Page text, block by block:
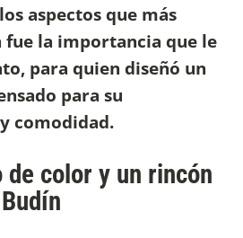
aspectos que más
la importancia que le
para quien diseñó un
para su
comodidad.
color y un rincón